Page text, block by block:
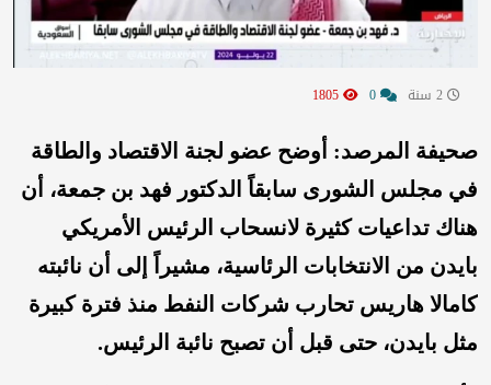
صحيفة المرصد: أوضح عضو لجنة الاقتصاد والطاقة
في مجلس الشورى سابقاً الدكتور فهد بن جمعة، أن
هناك تداعيات كثيرة لانسحاب الرئيس الأمريكي
بايدن من الانتخابات الرئاسية، مشيراً إلى أن نائبته
كامالا هاريس تحارب شركات النفط منذ فترة كبيرة
مثل بايدن، حتى قبل أن تصبح نائبة الرئيس.